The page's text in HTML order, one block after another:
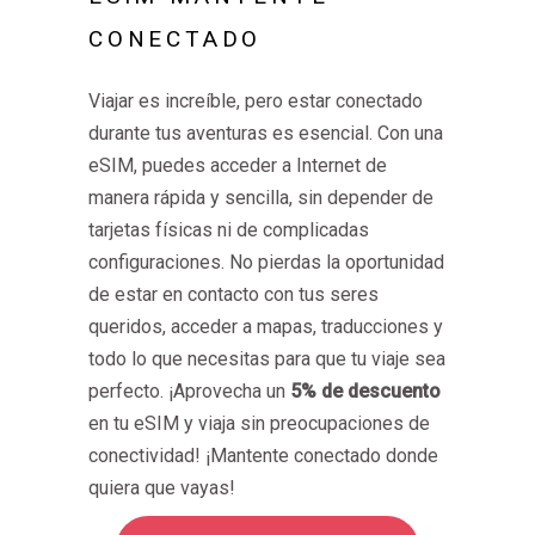
CONECTADO
Viajar es increíble, pero estar conectado
durante tus aventuras es esencial. Con una
eSIM, puedes acceder a Internet de
manera rápida y sencilla, sin depender de
tarjetas físicas ni de complicadas
configuraciones. No pierdas la oportunidad
de estar en contacto con tus seres
queridos, acceder a mapas, traducciones y
todo lo que necesitas para que tu viaje sea
perfecto. ¡Aprovecha un 5% de descuento
en tu eSIM y viaja sin preocupaciones de
conectividad! ¡Mantente conectado donde
quiera que vayas!